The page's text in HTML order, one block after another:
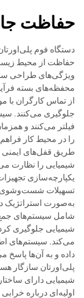
حفاظت
دستگاه فوم
حفاظت از محیط
ویژگی‌های طراحی
محفظه‌های بسته
از تماس کارگران با
جلوگیری می‌کنند.
فیلتر می‌کنند و
را در محیط کار
طریق قفل‌های ایمنی
شیمیایی را نظارت
یکپارچه‌سازی
تسهیلات
به‌صورت استراتژیک
شامل سیستم‌های
شیمیایی جلوگیری
می‌کند. سیستم‌های
داده و به آن‌ها پاسخ
پلی‌اورتان سازگار
شیمیایی دارای
اولیه‌ای درباره